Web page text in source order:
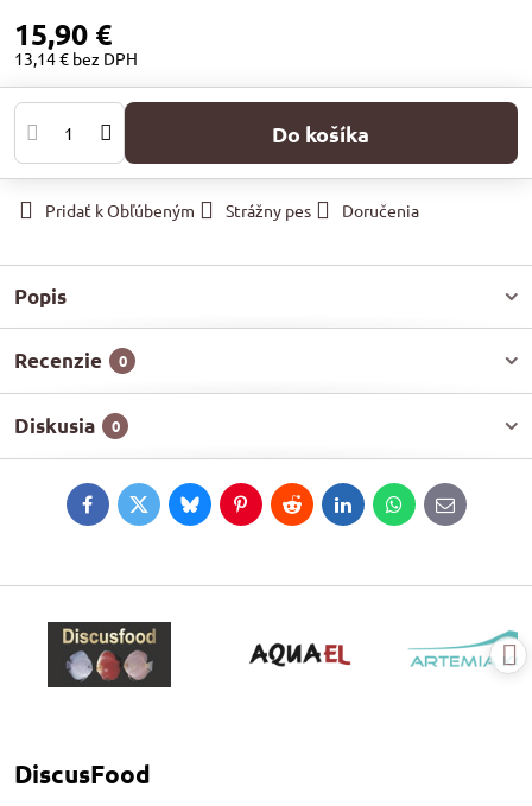
15,90 €
13,14 € bez DPH
Do košíka
Pridať k Obľúbeným Strážny pes Doručenia
Popis
Recenzie 0
Diskusia 0
FacebookTwitterBlueskyPinterestRedditLinkedInWhatsApp
E-
mail
DiscusFood